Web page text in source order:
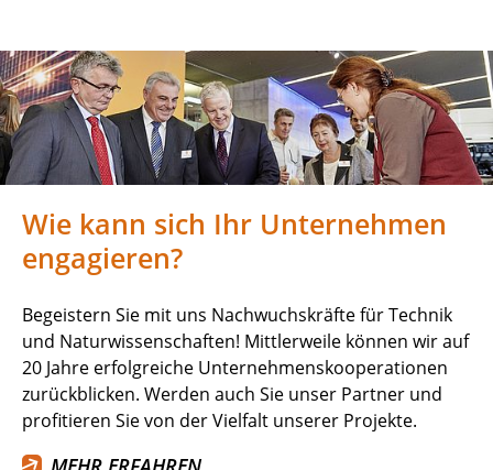
Wie kann sich Ihr Unternehmen
engagieren?
Begeistern Sie mit uns Nachwuchskräfte für Technik
und Naturwissenschaften! Mittlerweile können wir auf
20 Jahre erfolgreiche Unternehmenskooperationen
zurückblicken. Werden auch Sie unser Partner und
profitieren Sie von der Vielfalt unserer Projekte.